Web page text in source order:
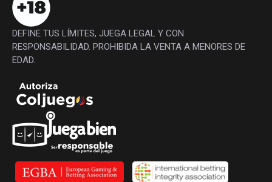
DEFINE TUS LÍMITES, JUEGA LEGAL Y CON
RESPONSABILIDAD. PROHIBIDA LA VENTA A MENORES DE
EDAD.